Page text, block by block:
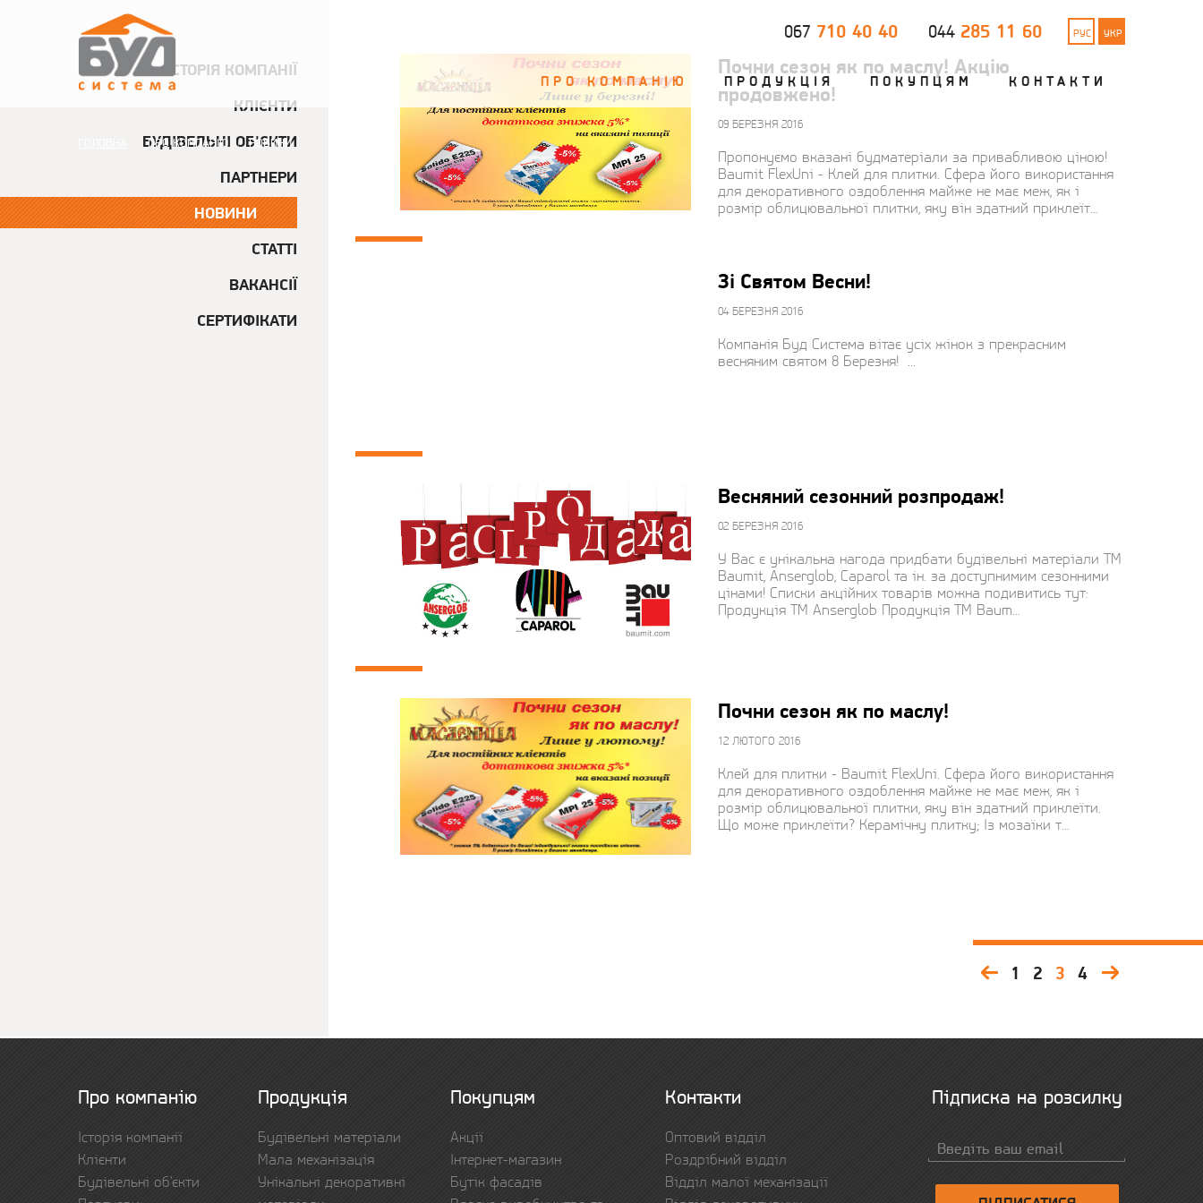
РУС УКР
067 710 40 40 044 285 11 60
ПРО КОМПАНІЮ ПРОДУКЦІЯ ПОКУПЦЯМ КОНТАКТИ
ПРО КОМПАНІЮ | НОВИНИ
НОВИНИ
ІСТОРІЯ КОМПАНІЇ
КЛІЄНТИ
БУДІВЕЛЬНІ ОБ'ЄКТИ
ПАРТНЕРИ
НОВИНИ
СТАТТІ
ВАКАНСІЇ
СЕРТИФІКАТИ
Почни сезон як по маслу! Акцію
продовжено!
09 БЕРЕЗНЯ 2016
Пропонуємо вказані будматеріали за привабливою ціною!
Baumit FlexUni - Клей для плитки. Сфера його використання
для декоративного оздоблення майже не має меж, як і
розмір облицювальної плитки, яку він здатний приклеїт...
Зі Святом Весни!
04 БЕРЕЗНЯ 2016
Компанія Буд Система вітає усіх жінок з прекрасним
весняним святом 8 Березня! ...
Весняний сезонний розпродаж!
02 БЕРЕЗНЯ 2016
У Вас є унікальна нагода придбати будівельні матеріали ТМ
Baumit, Anserglob, Caparol та ін. за доступнимим сезонними
цінами! Списки акційних товарів можна подивитись тут:
Продукція ТМ Anserglob Продукція ТМ Baum...
Почни сезон як по маслу!
12 ЛЮТОГО 2016
Клей для плитки - Baumit FlexUni. Сфера його використання
для декоративного оздоблення майже не має меж, як і
розмір облицювальної плитки, яку він здатний приклеїти.
Що може приклеїти? Керамічну плитку; Із мозаїки т...
1 2 3 4
Про компанію
Історія компанії
Клієнти
Будівельні об'єкти
Продукція
Будівельні матеріали
Мала механізація
Унікальні декоративні
Покупцям
Акції
Інтернет-магазин
Бутік фасадів
Контакти
Оптовий відділ
Роздрібний відділ
Відділ малої механізації
Підписка на розсилку